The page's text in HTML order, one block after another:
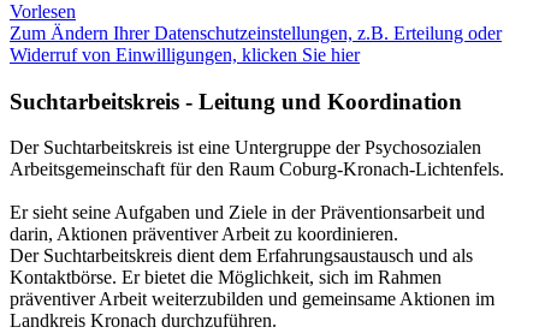
Vorlesen
Zum Ändern Ihrer Datenschutzeinstellungen, z.B. Erteilung oder
Widerruf von Einwilligungen, klicken Sie hier
Suchtarbeitskreis - Leitung und Koordination
Der Suchtarbeitskreis ist eine Untergruppe der Psychosozialen
Arbeitsgemeinschaft für den Raum Coburg-Kronach-Lichtenfels.
Er sieht seine Aufgaben und Ziele in der Präventionsarbeit und
darin, Aktionen präventiver Arbeit zu koordinieren.
Der Suchtarbeitskreis dient dem Erfahrungsaustausch und als
Kontaktbörse. Er bietet die Möglichkeit, sich im Rahmen
präventiver Arbeit weiterzubilden und gemeinsame Aktionen im
Landkreis Kronach durchzuführen.